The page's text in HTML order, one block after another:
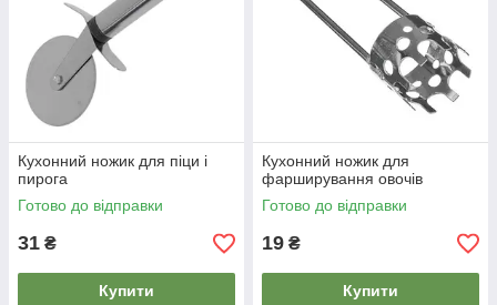
Кухонний ножик для піци і
пирога
Готово до відправки
31 ₴
Купити
Кухонний ножик для
фарширування овочів
Готово до відправки
19 ₴
Купити